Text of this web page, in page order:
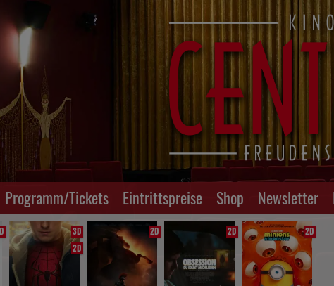
Programm/Tickets Eintrittspreise Shop Newsletter
3D
2D
2D 2D 2D